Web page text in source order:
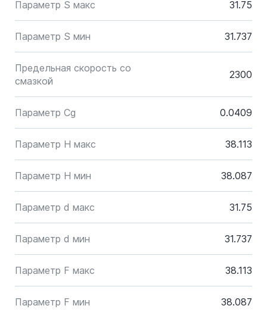
Параметр S макс 31.75
Параметр S мин 31.737
Предельная скорость со
смазкой
2300
Параметр Cg 0.0409
Параметр H макс 38.113
Параметр H мин 38.087
Параметр d макс 31.75
Параметр d мин 31.737
Параметр F макс 38.113
Параметр F мин 38.087